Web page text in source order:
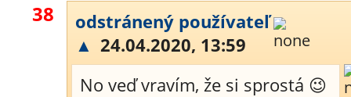
38
odstránený používateľ
▲ 24.04.2020, 13:59
No veď vravím, že si sprostá 😉